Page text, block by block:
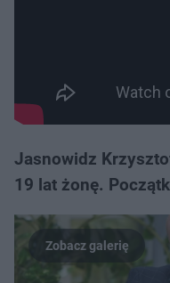
Jasnowidz
19 lat żonę.